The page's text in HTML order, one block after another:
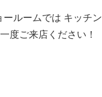
ルームでは キッチン
度ご来店ください！